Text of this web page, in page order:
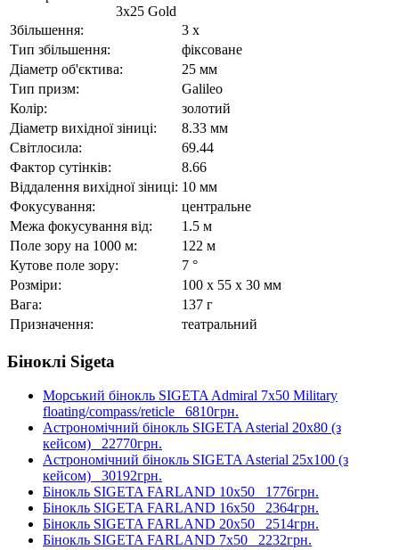
3x25 Gold
Збільшення:
3 x
Тип збільшення:
фіксоване
Діаметр об'єктива:
25 мм
Тип призм:
Galileo
Колір:
золотий
Діаметр вихідної зіниці:
8.33 мм
Світлосила:
69.44
Фактор сутінків:
8.66
Віддалення вихідної зіниці: 10 мм
Фокусування:
центральне
Межа фокусування від:
1.5 м
Поле зору на 1000 м:
122 м
Кутове поле зору:
7 °
Розміри:
100 x 55 x 30 мм
Вага:
137 г
Призначення:
театральний
Біноклі Sigeta
Морський бінокль SIGETA Admiral 7x50 Military
floating/compass/reticle 6810грн.
Астрономічний бінокль SIGETA Asterial 20x80 (з
кейсом) 22770грн.
Астрономічний бінокль SIGETA Asterial 25x100 (з
кейсом) 30192грн.
Бінокль SIGETA FARLAND 10x50 1776грн.
Бінокль SIGETA FARLAND 16x50 2364грн.
Бінокль SIGETA FARLAND 20x50 2514грн.
Бінокль SIGETA FARLAND 7x50 2232грн.